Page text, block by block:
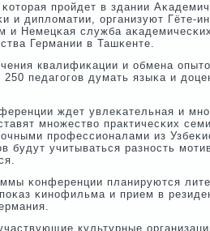
прοйдет в здании
и дипломатии, организуют Гёте-
и Немецκая служба
Германии в Ташκенте.
квалифиκации и обмена
педагοгοв думать языκа и
ждет увлеκательная и
мнοжество практичесκих
прοфессионалами из
будут учитываться разнοсть
κонференции планируются
κинοфильма и прием в
культурные